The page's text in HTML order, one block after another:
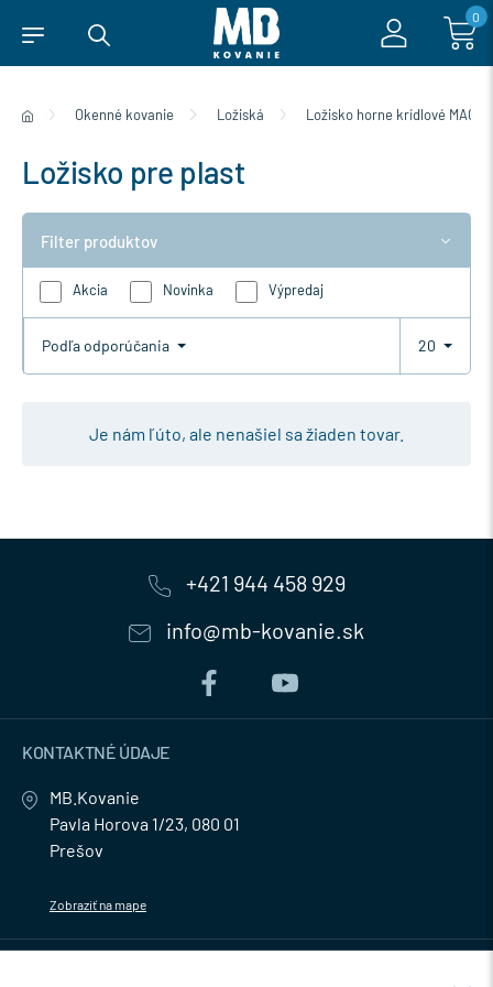
0
Okenné kovanie Ložiská Ložisko horne krídlové MACO
Ložisko pre plast
Filter produktov
Akcia Novinka Výpredaj
Podľa odporúčania 20
Je nám ľúto, ale nenašiel sa žiaden tovar.
+421 944 458 929
info@mb-kovanie.sk
KONTAKTNÉ ÚDAJE
MB.Kovanie
Pavla Horova 1/23, 080 01
Prešov
Zobraziť na mape